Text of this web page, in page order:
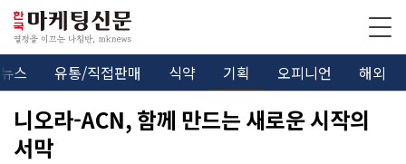
뉴스 유통/직접판매 식약 기획 오피니언 해외
니오라-ACN, 함께 만드는 새로운 시작의
서막